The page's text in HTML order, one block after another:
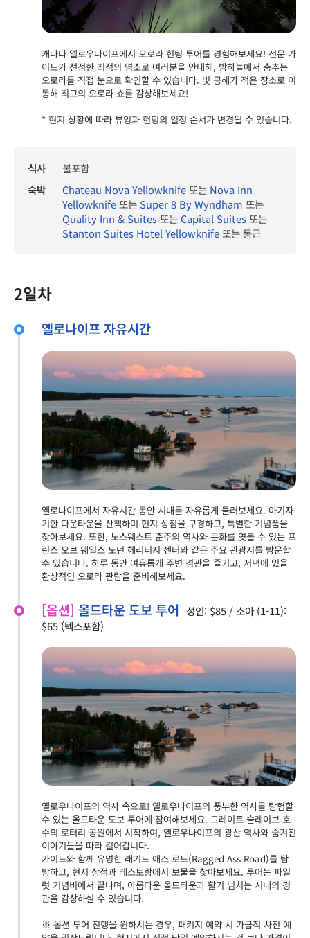
캐나다 옐로우나이프에서 오로라 헌팅 투어를 경험해보세요! 전문 가
이드가 선정한 최적의 명소로 여러분을 안내해, 밤하늘에서 춤추는
오로라를 직접 눈으로 확인할 수 있습니다. 빛 공해가 적은 장소로 이
동해 최고의 오로라 쇼를 감상해보세요!
* 현지 상황에 따라 뷰잉과 헌팅의 일정 순서가 변경될 수 있습니다.
식사
불포함
숙박
Chateau Nova Yellowknife또는 Nova Inn
Yellowknife또는 Super 8 By Wyndham 또는
Quality Inn & Suites또는Capital Suites또는
Stanton Suites Hotel Yellowknife또는 동급
2일차
옐로나이프 자유시간
옐로나이프에서 자유시간 동안 시내를 자유롭게 둘러보세요. 아기자
기한 다운타운을 산책하며 현지 상점을 구경하고, 특별한 기념품을
찾아보세요. 또한, 노스웨스트 준주의 역사와 문화를 엿볼 수 있는 프
린스 오브 웨일스 노던 헤리티지 센터와 같은 주요 관광지를 방문할
수 있습니다. 하루 동안 여유롭게 주변 경관을 즐기고, 저녁에 있을
환상적인 오로라 관람을 준비해보세요.
[옵션] 올드타운 도보 투어 성인: $85 / 소아 (1-11):
$65 (텍스포함)
옐로우나이프의 역사 속으로! 옐로우나이프의 풍부한 역사를 탐험할
수 있는 올드타운 도보 투어에 참여해보세요. 그레이트 슬레이브 호
수의 로터리 공원에서 시작하여, 옐로우나이프의 광산 역사와 숨겨진
이야기들을 따라 걸어갑니다.
가이드와 함께 유명한 래기드 애스 로드(Ragged Ass Road)를 탐
방하고, 현지 상점과 레스토랑에서 보물을 찾아보세요. 투어는 파일
럿 기념비에서 끝나며, 아름다운 올드타운과 활기 넘치는 시내의 경
관을 감상하실 수 있습니다.
※ 옵션 투어 진행을 원하시는 경우, 패키지 예약 시 가급적 사전 예